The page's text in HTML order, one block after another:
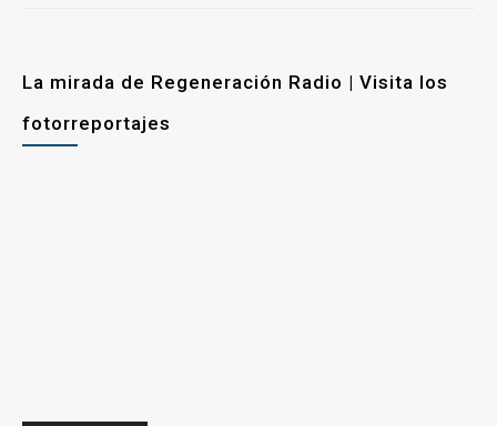
La mirada de Regeneración Radio | Visita los
fotorreportajes